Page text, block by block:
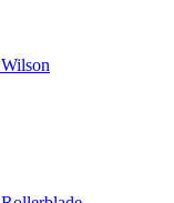
Wilson